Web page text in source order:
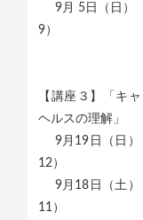
9月 5日（日）
9）
【講座３】「キ
ヘルスの理解」
9月19日（日
12）
9月18日（土
11）